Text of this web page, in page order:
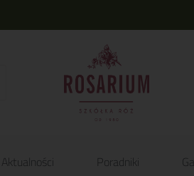
Aktualności Poradniki